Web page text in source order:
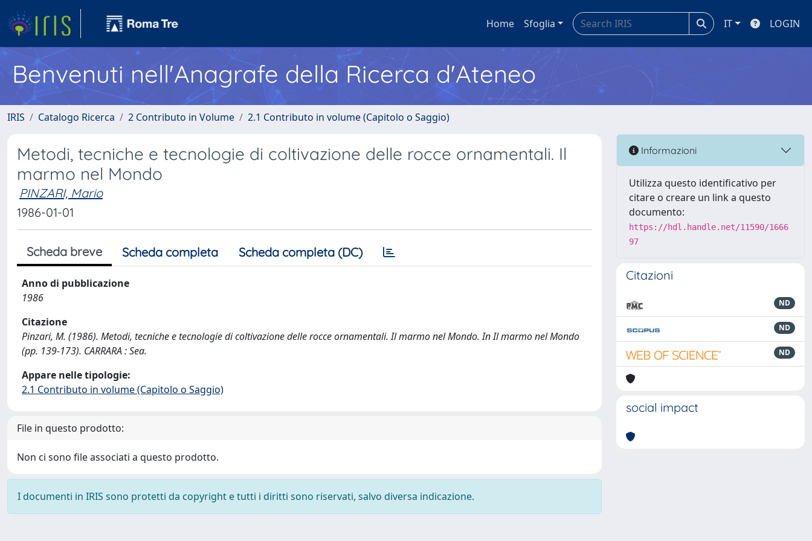
Home Sfoglia IT LOGIN
Benvenuti nell'Anagrafe della Ricerca d'Ateneo
IRIS Catalogo Ricerca 2 Contributo in Volume 2.1 Contributo in volume (Capitolo o Saggio)
Metodi, tecniche e tecnologie di coltivazione delle rocce ornamentali. Il
marmo nel Mondo
PINZARI, Mario
1986-01-01
Scheda breve Scheda completa Scheda completa (DC)
Anno di pubblicazione
1986
Citazione
Pinzari, M. (1986). Metodi, tecniche e tecnologie di coltivazione delle rocce ornamentali. Il marmo nel Mondo. In Il marmo nel Mondo
(pp. 139-173). CARRARA : Sea.
Appare nelle tipologie:
2.1 Contributo in volume (Capitolo o Saggio)
File in questo prodotto:
Non ci sono file associati a questo prodotto.
I documenti in IRIS sono protetti da copyright e tutti i diritti sono riservati, salvo diversa indicazione.
Informazioni
Utilizza questo identificativo per
citare o creare un link a questo
documento:
https://hdl.handle.net/11590/1666
97
Citazioni
ND
ND
ND
social impact